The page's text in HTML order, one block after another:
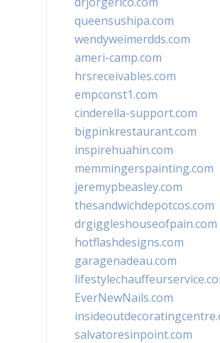
queensushipa.com
wendyweimerdds.com
ameri-camp.com
hrsreceivables.com
empconst1.com
cinderella-support.com
bigpinkrestaurant.com
inspirehuahin.com
memmingerspainting.com
jeremypbeasley.com
thesandwichdepotcos.com
drgiggleshouseofpain.com
hotflashdesigns.com
garagenadeau.com
EverNewNails.com
salvatoresinpoint.com